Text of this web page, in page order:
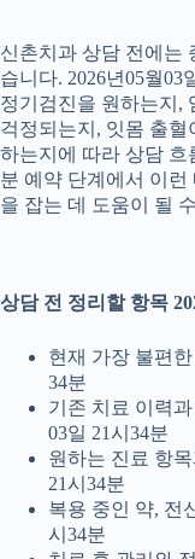
신촌치과 상담 전에는
습니다. 2026년05월03
정기검진을 원하는지,
걱정되는지, 잇몸 출혈
하는지에 따라 상담 흐
분 예약 단계에서 이
을 잡는 데 도움이 될
상담 전 정리할 항목
현재 가장 불편한
34분
기존 치료 이력
03일 21시34분
원하는 진료 항
21시34분
복용 중인 약, 전
시34분